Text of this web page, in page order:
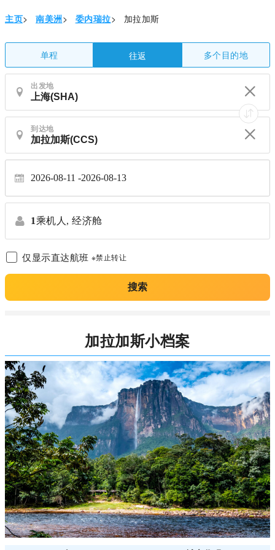
主页> 南美洲> 委内瑞拉> 加拉加斯
单程 往返 多个目的地
出发地
到达地
2026-08-11 2026-08-13
1乘机人, 经济舱
仅显示直达航班 ※禁止转让
搜索
加拉加斯小档案